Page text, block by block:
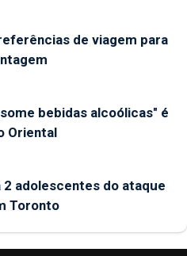
de viagem para
bebidas alcoólicas" é
Oriental
2 adolescentes do ataque
Toronto